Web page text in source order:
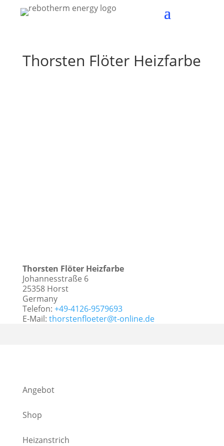
Thorsten Flöter Heizfarbe
Thorsten Flöter Heizfarbe
Johannesstraße 6
25358 Horst
Germany
Telefon: +49-4126-9579693
E-Mail: thorstenfloeter@t-online.de
Angebot
Shop
Heizanstrich